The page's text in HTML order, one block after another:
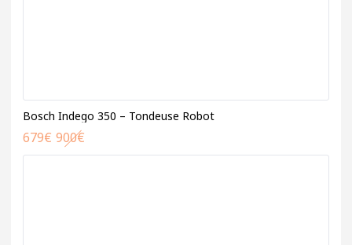
Bosch Indego 350 – Tondeuse Robot
900€
679€